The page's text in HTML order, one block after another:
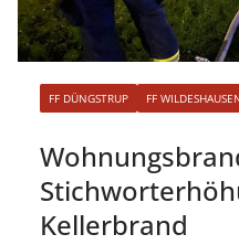
FF DÜNGSTRUP FF
Kellerbrand